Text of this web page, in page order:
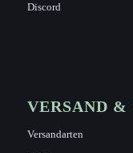
Discord
VERSAND &
Versandarten